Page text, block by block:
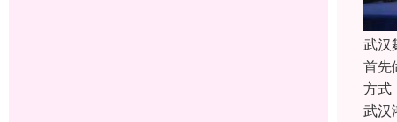
武汉
首先
方式
武汉